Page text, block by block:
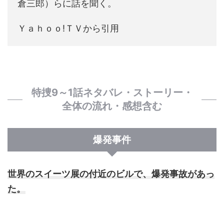
倉三郎）らに話を聞く。
Ｙａｈｏｏ!ＴＶから引用
特捜9～1話ネタバレ・ストーリー・
全体の流れ・感想含む
爆発事件
世界のスイーツ展の付近のビルで、爆発事故があっ
た。